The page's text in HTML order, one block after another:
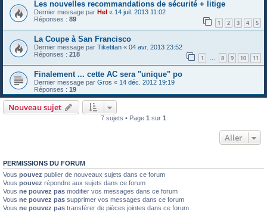
Les nouvelles recommandations de sécurité + litige
Dernier message par Hel « 14 juil. 2013 11:02
Réponses : 89 1 2 3 4 5
La Coupe à San Francisco
Dernier message par Tiketitan « 04 avr. 2013 23:52
Réponses : 218 1 … 8 9 10 11
Finalement ... cette AC sera "unique" po
Dernier message par Gros « 14 déc. 2012 19:19
Réponses : 19
Nouveau sujet
7 sujets • Page 1 sur 1
Aller
PERMISSIONS DU FORUM
Vous pouvez publier de nouveaux sujets dans ce forum
Vous pouvez répondre aux sujets dans ce forum
Vous ne pouvez pas modifier vos messages dans ce forum
Vous ne pouvez pas supprimer vos messages dans ce forum
Vous ne pouvez pas transférer de pièces jointes dans ce forum